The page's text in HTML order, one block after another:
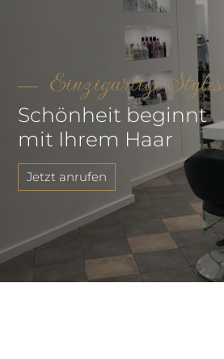
Einzigartige Styles
Schönheit beginnt
mit Ihrem Haar
Jetzt anrufen